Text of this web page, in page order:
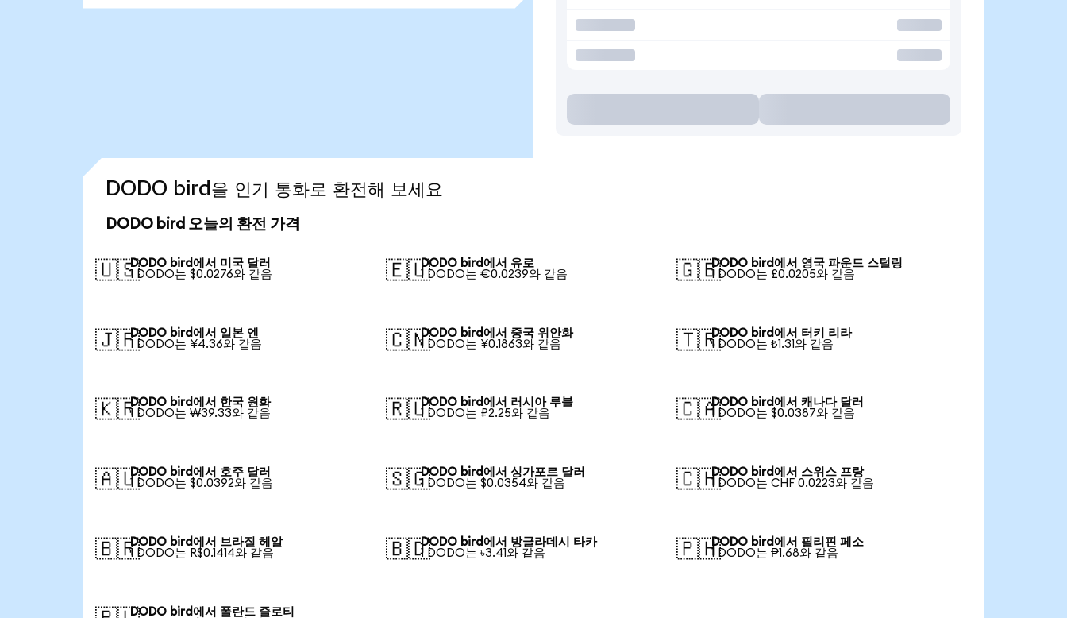
DODO bird을 인기 통화로 환전해 보세요
DODO bird 오늘의 환전 가격
🇺🇸DODO bird에서 미국 달러
1 DODO는 $0.0276와 같음
🇪🇺DODO bird에서 유로
1 DODO는 €0.0239와 같음
🇬🇧DODO bird에서 영국 파운드 스털링
1 DODO는 £0.0205와 같음
🇯🇵DODO bird에서 일본 엔
1 DODO는 ¥4.36와 같음
🇨🇳DODO bird에서 중국 위안화
1 DODO는 ¥0.1863와 같음
🇹🇷DODO bird에서 터키 리라
1 DODO는 ₺1.31와 같음
🇰🇷DODO bird에서 한국 원화
1 DODO는 ₩39.33와 같음
🇷🇺DODO bird에서 러시아 루블
1 DODO는 ₽2.25와 같음
🇨🇦DODO bird에서 캐나다 달러
1 DODO는 $0.0387와 같음
🇦🇺DODO bird에서 호주 달러
1 DODO는 $0.0392와 같음
🇸🇬DODO bird에서 싱가포르 달러
1 DODO는 $0.0354와 같음
🇨🇭DODO bird에서 스위스 프랑
1 DODO는 CHF 0.0223와 같음
🇧🇷DODO bird에서 브라질 헤알
1 DODO는 R$0.1414와 같음
🇧🇩DODO bird에서 방글라데시 타카
1 DODO는 ৳3.41와 같음
🇵🇭DODO bird에서 필리핀 페소
1 DODO는 ₱1.68와 같음
DODO bird에서 폴란드 즐로티